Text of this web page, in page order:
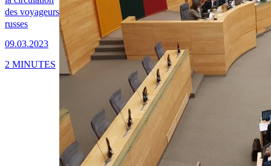
des voyageurs
russes
09.03.2023
2 MINUTES